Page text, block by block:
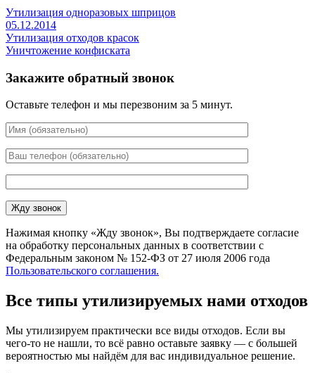
Утилизация одноразовых шприцов
05.12.2014
Утилизация отходов красок
Уничтожение конфиската
Закажите обратный звонок
Оставьте телефон и мы перезвоним за 5 минут.
Нажимая кнопку «Жду звонок», Вы подтверждаете согласие
на обработку персональных данных в соответствии с
Федеральным законом № 152-ФЗ от 27 июля 2006 года
Пользовательского соглашения.
Все типы утилизируемых нами отходов
Мы утилизируем практически все виды отходов. Если вы
чего-то не нашли, то всё равно оставьте заявку — с большей
вероятностью мы найдём для вас индивидуальное решение.